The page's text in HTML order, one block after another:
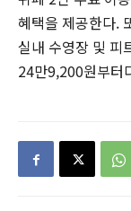
혜택을 제공한다.
실내 수영장 및 피
24만9,200원부터